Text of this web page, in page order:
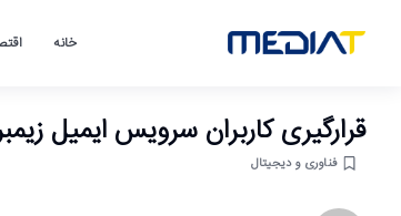
خانه
قرارگیری کاربران سرویس ایمیل
فناوری و دیجیتال